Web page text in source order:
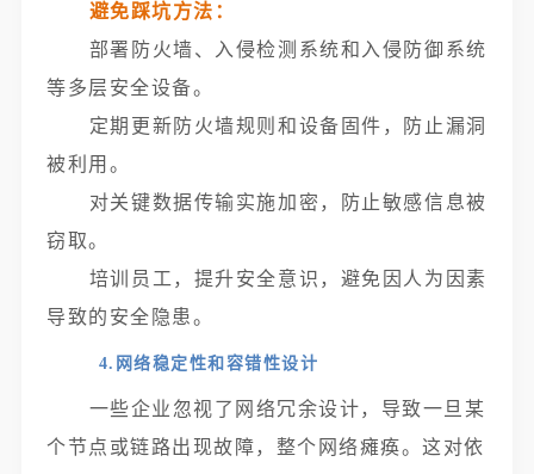
避免踩坑方法：
部署防火墙、入侵检测系统和入侵防御系统
等多层安全设备。
定期更新防火墙规则和设备固件，防止漏洞
被利用。
对关键数据传输实施加密，防止敏感信息被
窃取。
培训员工，提升安全意识，避免因人为因素
导致的安全隐患。
4. 网络稳定性和容错性设计
一些企业忽视了网络冗余设计，导致一旦某
个节点或链路出现故障，整个网络瘫痪。这对依